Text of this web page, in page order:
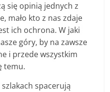
się opinią jednych z
mało kto z nas zdaje
ich ochrona. W jaki
góry, by na zawsze
i przede wszystkim
temu.
spacerują